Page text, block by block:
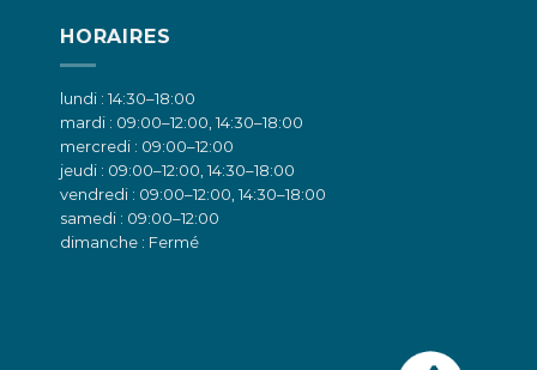
HORAIRES
lundi : 14:30–18:00
mardi : 09:00–12:00, 14:30–18:00
mercredi : 09:00–12:00
jeudi : 09:00–12:00, 14:30–18:00
vendredi : 09:00–12:00, 14:30–18:00
samedi : 09:00–12:00
dimanche : Fermé